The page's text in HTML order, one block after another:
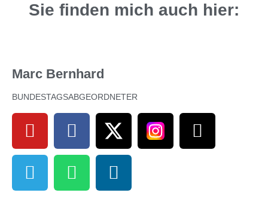
Sie finden mich auch hier:
Marc Bernhard
BUNDESTAGSABGEORDNETER